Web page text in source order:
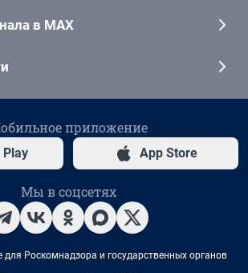
в MAX
приложение
Play App Store
Мы в соцсетях
для Роскомнадзора и государственных органов